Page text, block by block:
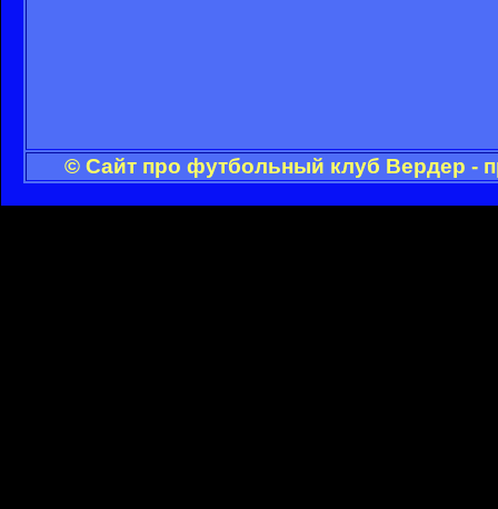
© Сайт про футбольный клуб Вердер -